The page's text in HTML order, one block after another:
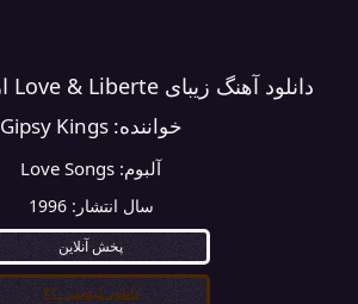
دانلود آهنگ زیبای Love & Liberte از Gipsy Kings
خواننده:Gipsy Kings
آلبوم: Love Songs
سال انتشار:1996
پخش آنلاین
دانلود کیفیت ۳۲۰